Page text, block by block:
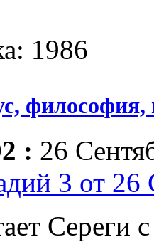
1986
философия,
: 26
3 от
Сереги